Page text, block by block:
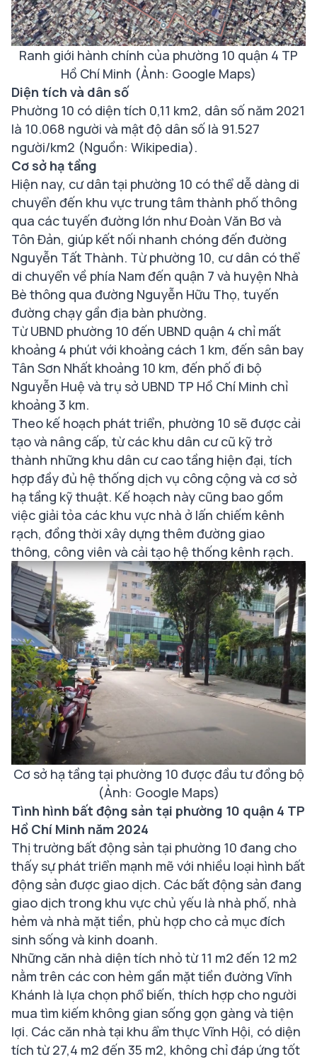
Ranh giới hành chính của phường 10 quận 4 TP
Hồ Chí Minh (Ảnh: Google Maps)
Diện tích và dân số
Phường 10 có diện tích 0,11 km2, dân số năm 2021
là 10.068 người và mật độ dân số là 91.527
người/km2 (Nguồn: Wikipedia).
Cơ sở hạ tầng
Hiện nay, cư dân tại phường 10 có thể dễ dàng di
chuyển đến khu vực trung tâm thành phố thông
qua các tuyến đường lớn như Đoàn Văn Bơ và
Tôn Đản, giúp kết nối nhanh chóng đến đường
Nguyễn Tất Thành. Từ phường 10, cư dân có thể
di chuyển về phía Nam đến quận 7 và huyện Nhà
Bè thông qua đường Nguyễn Hữu Thọ, tuyến
đường chạy gần địa bàn phường.
Từ UBND phường 10 đến UBND quận 4 chỉ mất
khoảng 4 phút với khoảng cách 1 km, đến sân bay
Tân Sơn Nhất khoảng 10 km, đến phố đi bộ
Nguyễn Huệ và trụ sở UBND TP Hồ Chí Minh chỉ
khoảng 3 km.
Theo kế hoạch phát triển, phường 10 sẽ được cải
tạo và nâng cấp, từ các khu dân cư cũ kỹ trở
thành những khu dân cư cao tầng hiện đại, tích
hợp đầy đủ hệ thống dịch vụ công cộng và cơ sở
hạ tầng kỹ thuật. Kế hoạch này cũng bao gồm
việc giải tỏa các khu vực nhà ở lấn chiếm kênh
rạch, đồng thời xây dựng thêm đường giao
thông, công viên và cải tạo hệ thống kênh rạch.
Cơ sở hạ tầng tại phường 10 được đầu tư đồng bộ
(Ảnh: Google Maps)
Tình hình bất động sản tại phường 10 quận 4 TP
Hồ Chí Minh năm 2024
Thị trường bất động sản tại phường 10 đang cho
thấy sự phát triển mạnh mẽ với nhiều loại hình bất
động sản được giao dịch. Các bất động sản đang
giao dịch trong khu vực chủ yếu là nhà phố, nhà
hẻm và nhà mặt tiền, phù hợp cho cả mục đích
sinh sống và kinh doanh.
Những căn nhà diện tích nhỏ từ 11 m2 đến 12 m2
nằm trên các con hẻm gần mặt tiền đường Vĩnh
Khánh là lựa chọn phổ biến, thích hợp cho người
mua tìm kiếm không gian sống gọn gàng và tiện
lợi. Các căn nhà tại khu ẩm thực Vĩnh Hội, có diện
tích từ 27,4 m2 đến 35 m2, không chỉ đáp ứng tốt